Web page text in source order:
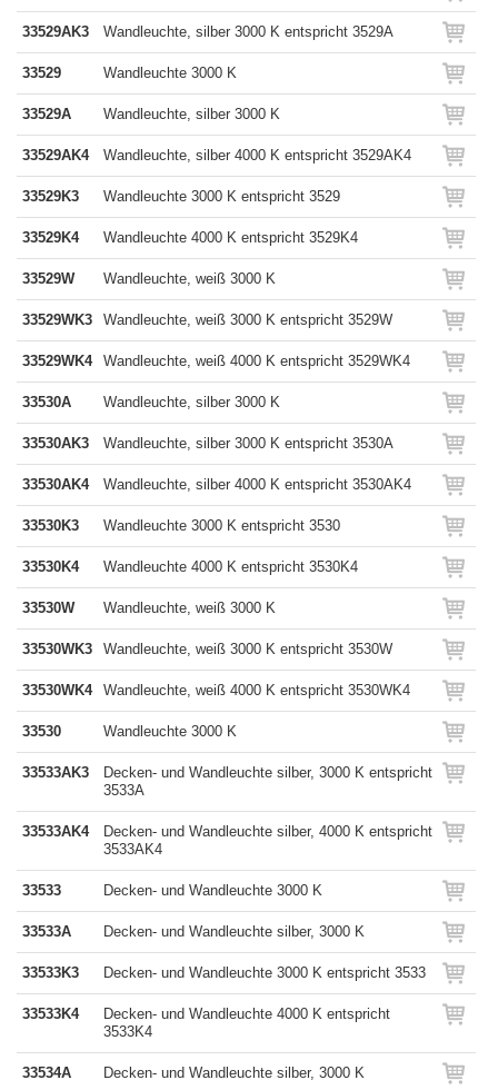
33529AK3 Wandleuchte, silber 3000 K entspricht 3529A
33529 Wandleuchte 3000 K
33529A Wandleuchte, silber 3000 K
33529AK4 Wandleuchte, silber 4000 K entspricht 3529AK4
33529K3 Wandleuchte 3000 K entspricht 3529
33529K4 Wandleuchte 4000 K entspricht 3529K4
33529W Wandleuchte, weiß 3000 K
33529WK3 Wandleuchte, weiß 3000 K entspricht 3529W
33529WK4 Wandleuchte, weiß 4000 K entspricht 3529WK4
33530A Wandleuchte, silber 3000 K
33530AK3 Wandleuchte, silber 3000 K entspricht 3530A
33530AK4 Wandleuchte, silber 4000 K entspricht 3530AK4
33530K3 Wandleuchte 3000 K entspricht 3530
33530K4 Wandleuchte 4000 K entspricht 3530K4
33530W Wandleuchte, weiß 3000 K
33530WK3 Wandleuchte, weiß 3000 K entspricht 3530W
33530WK4 Wandleuchte, weiß 4000 K entspricht 3530WK4
33530 Wandleuchte 3000 K
33533AK3
Decken- und Wandleuchte silber, 3000 K entspricht
3533A
33533AK4
Decken- und Wandleuchte silber, 4000 K entspricht
3533AK4
33533 Decken- und Wandleuchte 3000 K
33533A Decken- und Wandleuchte silber, 3000 K
33533K3 Decken- und Wandleuchte 3000 K entspricht 3533
33533K4
Decken- und Wandleuchte 4000 K entspricht
3533K4
33534A Decken- und Wandleuchte silber, 3000 K